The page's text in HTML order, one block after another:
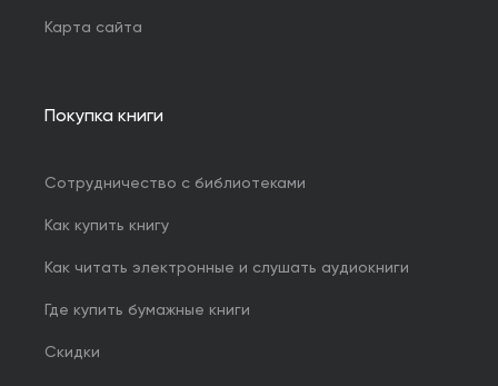
Карта сайта
Покупка книги
Сотрудничество с библиотеками
Как купить книгу
Как читать электронные и слушать аудиокниги
Где купить бумажные книги
Скидки